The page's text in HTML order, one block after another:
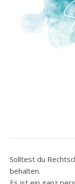
Solltest du
behalten.